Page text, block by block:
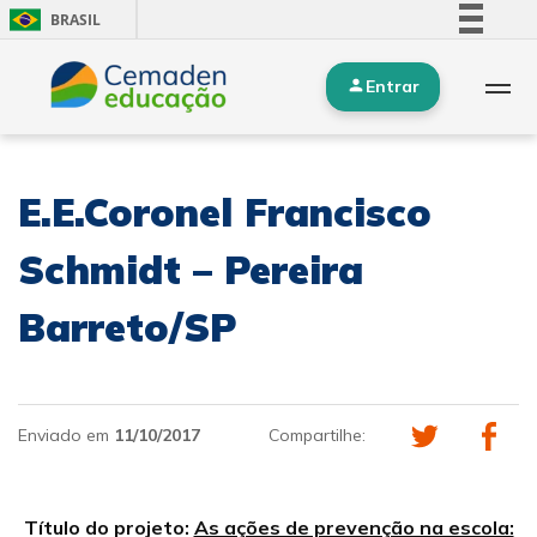
BRASIL
Simplifique!
Comunica BR
Legislação
Entrar
E.E.Coronel Francisco
Schmidt – Pereira
Barreto/SP
Enviado em 11/10/2017 Compartilhe:
Título do projeto: As ações de prevenção na escola: